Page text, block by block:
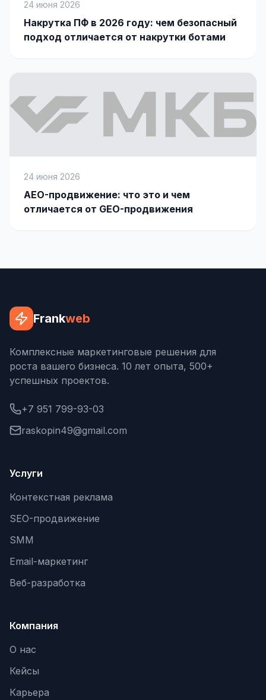
24 июня 2026
Накрутка ПФ в 2026 году: чем безопасный
подход отличается от накрутки ботами
24 июня 2026
AEO-продвижение: что это и чем
отличается от GEO-продвижения
Frankweb
Комплексные маркетинговые решения для
роста вашего бизнеса. 10 лет опыта, 500+
успешных проектов.
+7 951 799-93-03
raskopin49@gmail.com
Услуги
Контекстная реклама
SEO-продвижение
SMM
Email-маркетинг
Веб-разработка
Компания
О нас
Кейсы
Карьера